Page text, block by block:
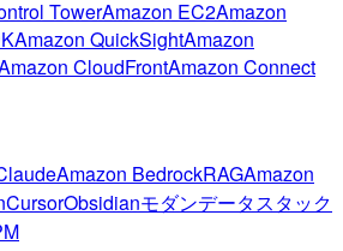
TowerAmazon EC2Amazon
Amazon QuickSightAmazon
CloudFrontAmazon Connect
Amazon BedrockRAGAmazon
CursorObsidianモダンデータスタック